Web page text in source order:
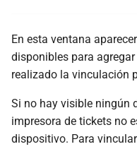
En esta ventana
disponibles para
realizado la vinculación
Si no hay visible ningún
impresora de tickets no
dispositivo. Para